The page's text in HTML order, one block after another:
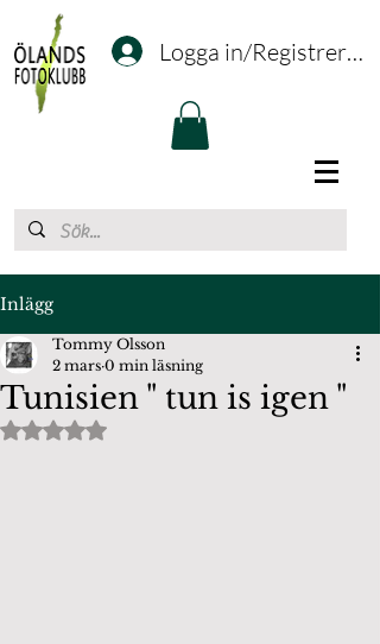
Logga in/Registrering
Inlägg
Tunisien " tun is igen "
Tommy Olsson
2 mars 0 min läsning
Betygsatt till NaN av 5 stjärnor.